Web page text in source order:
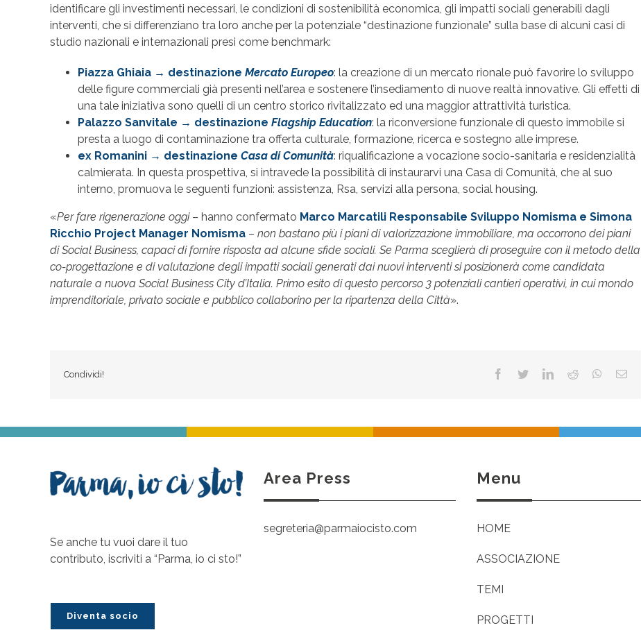
identificare gli investimenti necessari, le condizioni di sostenibilità economica, gli impatti sociali generabili dagli
interventi, che si differenziano tra loro anche per la potenziale “destinazione funzionale” sulla base di alcuni casi di
studio nazionali e internazionali presi come benchmark:
Piazza Ghiaia → destinazione Mercato Europeo: la creazione di un mercato rionale può favorire lo sviluppo
delle figure commerciali già presenti nell’area e sostenere l’insediamento di nuove realtà innovative. Gli effetti di
una tale iniziativa sono quelli di un centro storico rivitalizzato ed una maggior attrattività turistica.
Palazzo Sanvitale → destinazione Flagship Education: la riconversione funzionale di questo immobile si
presta a luogo di contaminazione tra offerta culturale, formazione, ricerca e sostegno alle imprese.
ex Romanini → destinazione Casa di Comunità: riqualificazione a vocazione socio-sanitaria e residenzialità
calmierata. In questa prospettiva, si intravede la possibilità di instaurarvi una Casa di Comunità, che al suo
interno, promuova le seguenti funzioni: assistenza, Rsa, servizi alla persona, social housing.
«Per fare rigenerazione oggi– hanno confermato Marco Marcatili Responsabile Sviluppo Nomisma e Simona
Ricchio Project Manager Nomisma – non bastano più i piani di valorizzazione immobiliare, ma occorrono dei piani
di Social Business, capaci di fornire risposta ad alcune sfide sociali. Se Parma sceglierà di proseguire con il metodo della
co-progettazione e di valutazione degli impatti sociali generati dai nuovi interventi si posizionerà come candidata
naturale a nuova Social Business City d’Italia. Primo esito di questo percorso 3 potenziali cantieri operativi, in cui mondo
imprenditoriale, privato sociale e pubblico collaborino per la ripartenza della Città».
Condividi! Facebook
TwitterLinkedIn
Reddit
Se anche tu vuoi dare il tuo
contributo, iscriviti a “Parma, io ci sto!”
Diventa socio
Area Press
segreteria@parmaiocisto.com
Menu
HOME
ASSOCIAZIONE
TEMI
PROGETTI